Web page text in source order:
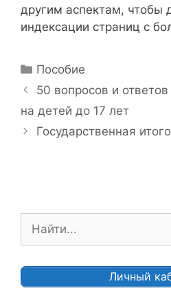
другим аспектам, чтобы
индексации страниц с
Р
у
р
и
Пособие
Н
а
з
50 вопросов и
на детей до 17 лет
Государственная
с
к
Личный